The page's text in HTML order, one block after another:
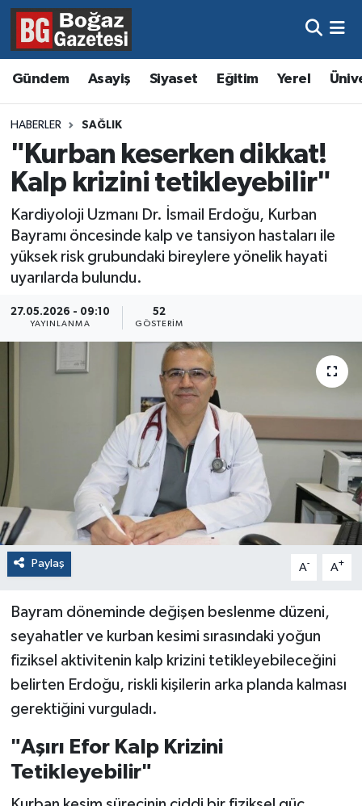
Gündem Asayiş Siyaset Eğitim Yerel
HABERLER SAĞLIK
"Kurban keserken dikkat!
Kalp krizini tetikleyebilir"
Kardiyoloji Uzmanı Dr. İsmail Erdoğu, Kurban
Bayramı öncesinde kalp ve tansiyon hastaları ile
yüksek risk grubundaki bireylere yönelik hayati
uyarılarda bulundu.
27.05.2026 - 09:10
YAYINLANMA
52
GÖSTERIM
Paylaş A- A+
Bayram döneminde değişen beslenme düzeni,
seyahatler ve kurban kesimi sırasındaki yoğun
fiziksel aktivitenin kalp krizini tetikleyebileceğini
belirten Erdoğu, riskli kişilerin arka planda kalması
gerektiğini vurguladı.
"Aşırı Efor Kalp Krizini
Tetikleyebilir"
Asayiş
Eğitim
Ekonomi
Gündem
Kültür ve Sanat
Magazin
Resmi İlanlar
Hava Durumu
Trafik Durumu
Süper Lig Puan Durumu ve Fikstür
Tüm Manşetler
Son Dakika Haberleri
Haber Arşivi